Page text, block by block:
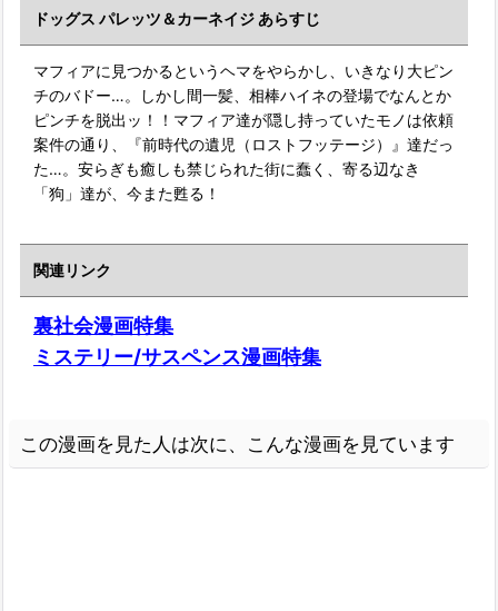
ドッグス パレッツ＆カーネイジ あらすじ
マフィアに見つかるというヘマをやらかし、いきなり大ピン
チのバドー…。しかし間一髪、相棒ハイネの登場でなんとか
ピンチを脱出ッ！！マフィア達が隠し持っていたモノは依頼
案件の通り、『前時代の遺児（ロストフッテージ）』達だっ
た…。安らぎも癒しも禁じられた街に蠢く、寄る辺なき
「狗」達が、今また甦る！
関連リンク
裏社会漫画特集
ミステリー/サスペンス漫画特集
この漫画を見た人は次に、こんな漫画を見ています